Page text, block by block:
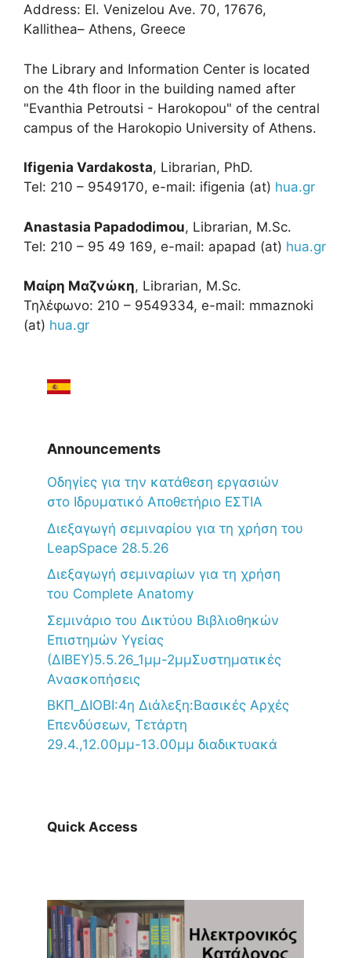
Address: El. Venizelou Ave. 70, 17676,
Kallithea– Athens, Greece
The Library and Information Center is located
on the 4th floor in the building named after
"Evanthia Petroutsi - Harokopou" of the central
campus of the Harokopio University of Athens.
Ifigenia Vardakosta, Librarian, PhD.
Tel: 210 – 9549170, e-mail: ifigenia (at) hua.gr
Anastasia Papadodimou, Librarian, M.Sc.
Tel: 210 – 95 49 169, e-mail: apapad (at) hua.gr
Μαίρη Μαζνώκη, Librarian, M.Sc.
Τηλέφωνο: 210 – 9549334, e-mail: mmaznoki
(at) hua.gr
Announcements
Oδηγίες για την κατάθεση εργασιών
στο Ιδρυματικό Αποθετήριο ΕΣΤΙΑ
Διεξαγωγή σεμιναρίου για τη χρήση του
LeapSpace 28.5.26
Διεξαγωγή σεμιναρίων για τη χρήση
του Complete Anatomy
Σεμινάριο του Δικτύου Βιβλιοθηκών
Επιστημών Υγείας
(ΔΙΒΕΥ)5.5.26_1μμ-2μμΣυστηματικές
Ανασκοπήσεις
ΒΚΠ_ΔΙΟΒΙ:4η Διάλεξη:Βασικές Αρχές
Επενδύσεων, Τετάρτη
29.4.,12.00μμ-13.00μμ διαδικτυακά
Quick Access